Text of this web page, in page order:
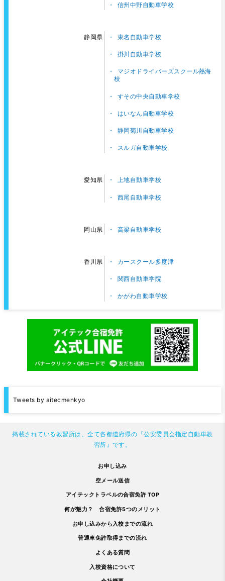
信州中野自動車学校
静岡県 東名自動車学校
掛川自動車学校
マジオドライバーズスクール熱海
校
すその中央自動車学校
はいなん自動車学校
静岡菊川自動車学校
スルガ自動車学校
愛知県 上地自動車学校
西尾自動車学校
岡山県 高梁自動車学校
香川県 カースクール多度津
関西自動車学院
かがわ自動車学校
Tweets by aitecmenkyo
掲載されている教習所は、全て各都道府県の『公安委員会指定自動車教
習所』です。
お申し込み
空メール送信
アイテックトラベルの合宿免許 TOP
何が魅力？ 合宿免許5つのメリット
お申し込みから入校までの流れ
普通車免許取得までの流れ
よくある質問
入校資格について